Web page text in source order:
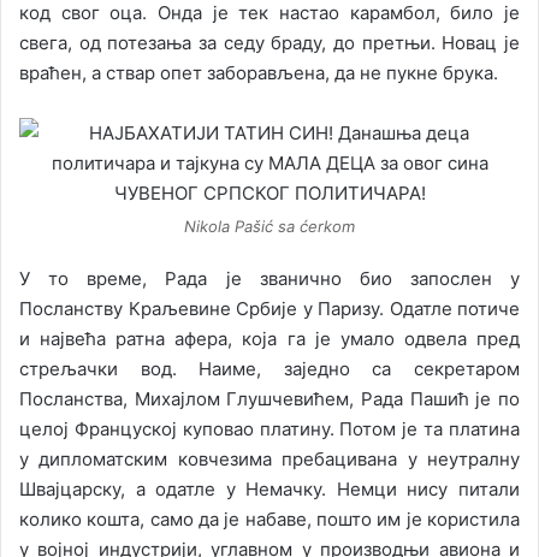
код свог оца. Онда је тек настао карамбол, било је
свега, од потезања за седу браду, до претњи. Новац је
враћен, а ствар опет заборављена, да не пукне брука.
Nikola Pašić sa ćerkom
У то време, Рада је званично био запослен у
Посланству Краљевине Србије у Паризу. Одатле потиче
и највећа ратна афера, која га је умало одвела пред
стрељачки вод. Наиме, заједно са секретаром
Посланства, Михајлом Глушчевићем, Рада Пашић је по
целој Француској куповао платину. Потом је та платина
у дипломатским ковчезима пребацивана у неутралну
Швајцарску, а одатле у Немачку. Немци нису питали
колико кошта, само да је набаве, пошто им је користила
у војној индустрији, углавном у производњи авиона и